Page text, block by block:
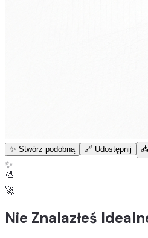
✨ Stwórz podobną 🔗 Udostępnij
✨
🎨
🚀
Nie Znalazłeś